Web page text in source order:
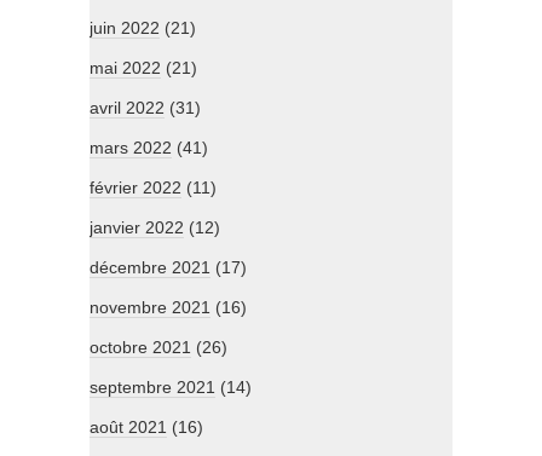
juin 2022 (21)
mai 2022 (21)
avril 2022 (31)
mars 2022 (41)
février 2022 (11)
janvier 2022 (12)
décembre 2021 (17)
novembre 2021 (16)
octobre 2021 (26)
septembre 2021 (14)
août 2021 (16)